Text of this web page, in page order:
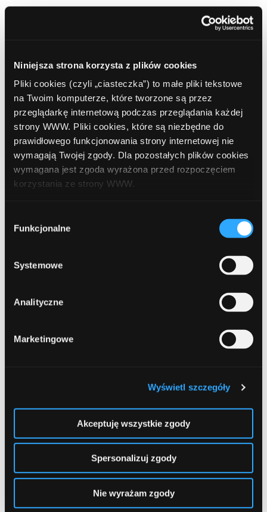
Niniejsza strona korzysta z plików cookies
Pliki cookies (czyli „ciasteczka”) to małe pliki tekstowe
na Twoim komputerze, które tworzone są przez
przeglądarkę internetową podczas przeglądania każdej
strony WWW. Pliki cookies, które są niezbędne do
prawidłowego funkcjonowania strony internetowej nie
wymagają Twojej zgody. Dla pozostałych plików cookies
wymagana jest zgoda wyrażona przed rozpoczęciem
korzystania ze strony WWW.
formy korzystania z plików cookies. Więcej:
Polityka
zgody
Funkcjonalne
Systemowe
Analityczne
Marketingowe
Wyświetl szczegóły
Akceptuję wszystkie zgody
Spersonalizuj zgody
Nie wyrażam zgody
wrzesień 2018
sierpień 2018
lipiec 2018
czerwiec 2018
marzec 2018
luty 2018
październik 2017
czerwiec 2017
grudzień 2016
listopad 2016